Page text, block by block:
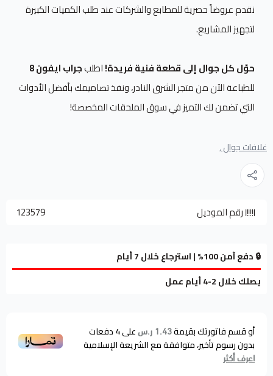
نقدم عروضاً حصرية للمطابع والشركات عند طلب الكميات الكبيرة
لتجهيز المشاريع.
حوّل كل جوال إلى قطعة فنية فريدة!اطلبجراب ايفون 8
للطباعة الآن من متجر الشرق النادر، ونفذ تصاميمك بأفضل الأدوات
التي تضمن لك التميز في سوق الملحقات المخصصة!
غلافات جوال ,
رقم الموديل 123579
🔒 دفع آمن 100% | استرجاع خلال 7 أيام
يصلك خلال 2-4 أيام عمل
أو قسم فاتورتك بقيمة1.43 ر.س على4دفعات
بدون رسوم تأخير، متوافقة مع الشريعة الإسلامية
اعرف أكثر